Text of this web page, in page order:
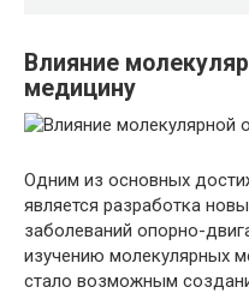
Влияние
медицину
Одним из основных
является разработка
заболеваний опорно-
изучению молекулярных
стало возможным